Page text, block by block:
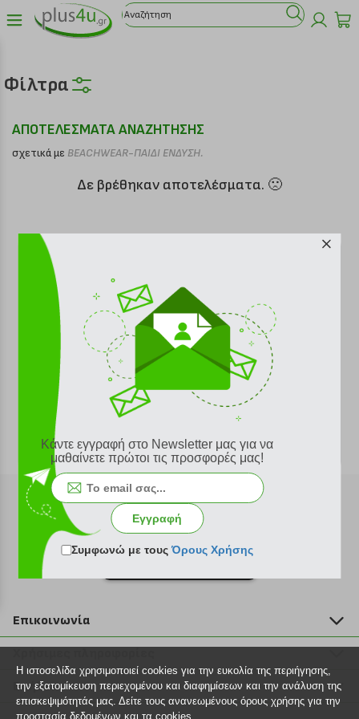
Φίλτρα
ΑΠΟΤΕΛΕΣΜΑΤΑ ΑΝΑΖΗΤΗΣΗΣ
σχετικά με BEACHWEAR-ΠΑΙΔΙ ΕΝΔΥΣΗ.
Δε βρέθηκαν αποτελέσματα. 🙁
Εγγραφή στο newsletter
Επικοινωνία
211 2000 700
info@plus4u.gr
Η εταιρία
Σημεία παραλαβής
Βοήθεια
Εξέλιξη παραγγελίας
Κάντε εγγραφή στο Newsletter μας για να
μαθαίνετε πρώτοι τις προσφορές μας!
Εγγραφή
Συμφωνώ με τουςΌρους Χρήσης
Η ιστοσελίδα χρησιμοποιεί cookies για την ευκολία της περιήγησης,
την εξατομίκευση περιεχομένου και διαφημίσεων και την ανάλυση της
επισκεψιμότητάς μας. Δείτε τους ανανεωμένους όρους χρήσης για την
προστασία δεδομένων και τα cookies.